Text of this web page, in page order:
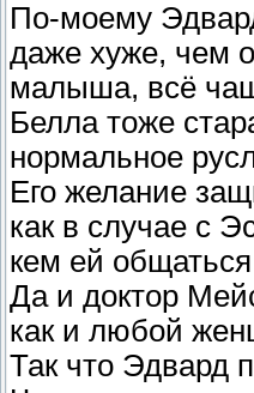
По-моему
даже хуже, чем
малыша, всё
Белла тоже
нормальное
Его желание
как в случае с
кем ей
Да и доктор
как и любой
Так что Эдвард